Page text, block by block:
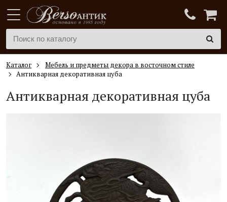
Каталог
Мебель и предметы декора в восточном стиле
Антикварная декоративная цуба
Антикварная декоративная цуба